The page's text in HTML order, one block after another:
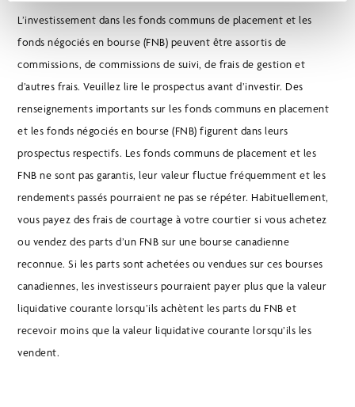
L’investissement dans les fonds communs de placement et les
fonds négociés en bourse (FNB) peuvent être assortis de
commissions, de commissions de suivi, de frais de gestion et
d’autres frais. Veuillez lire le prospectus avant d’investir. Des
renseignements importants sur les fonds communs en placement
et les fonds négociés en bourse (FNB) figurent dans leurs
prospectus respectifs. Les fonds communs de placement et les
FNB ne sont pas garantis, leur valeur fluctue fréquemment et les
rendements passés pourraient ne pas se répéter. Habituellement,
vous payez des frais de courtage à votre courtier si vous achetez
ou vendez des parts d’un FNB sur une bourse canadienne
reconnue. Si les parts sont achetées ou vendues sur ces bourses
canadiennes, les investisseurs pourraient payer plus que la valeur
liquidative courante lorsqu’ils achètent les parts du FNB et
recevoir moins que la valeur liquidative courante lorsqu’ils les
vendent.